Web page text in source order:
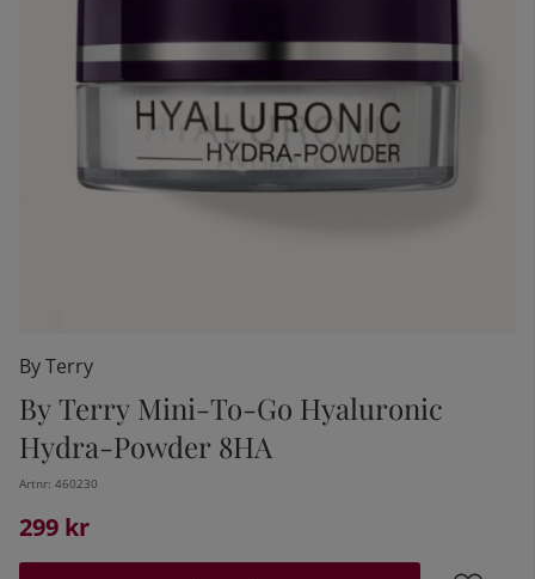
By Terry
By Terry Mini-To-Go Hyaluronic
Hydra-Powder 8HA
Artnr: 460230
299 kr